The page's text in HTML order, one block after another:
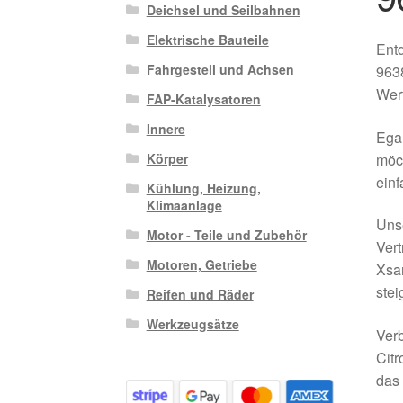
das
Deichsel und Seilbahnen
Elektrische Bauteile
Fahrgestell und Achsen
FAP-Katalysatoren
Innere
Körper
Kühlung, Heizung,
Klimaanlage
Motor - Teile und Zubehör
Motoren, Getriebe
Reifen und Räder
Werkzeugsätze